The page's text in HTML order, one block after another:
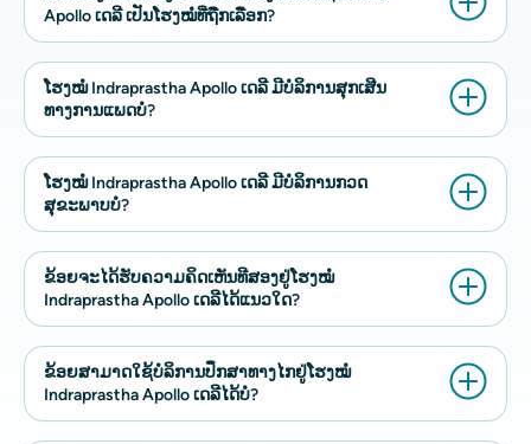
Apollo ເດລີ ເປັນໂຮງໝໍທີ່ຖືກເລືອກ?
ໂຮງໝໍ Indraprastha Apollo ເດລີ ມີບໍລິການສຸກເສີນ
ທາງການແພດບໍ?
ໂຮງໝໍ Indraprastha Apollo ເດລີ ມີບໍລິການກວດ
ສຸຂະພາບບໍ?
ຂ້ອຍຈະໄດ້ຮັບຄວາມຄິດເຫັນທີສອງຢູ່ໂຮງໝໍ
Indraprastha Apollo ເດລີໄດ້ແນວໃດ?
ຂ້ອຍສາມາດໃຊ້ບໍລິການປຶກສາທາງໄກຢູ່ໂຮງໝໍ
Indraprastha Apollo ເດລີໄດ້ບໍ?